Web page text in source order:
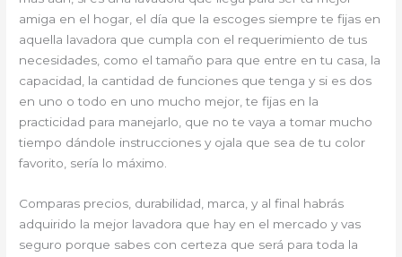
amiga en el hogar, el día que la escoges siempre te fijas en
aquella lavadora que cumpla con el requerimiento de tus
necesidades, como el tamaño para que entre en tu casa, la
capacidad, la cantidad de funciones que tenga y si es dos
en uno o todo en uno mucho mejor, te fijas en la
practicidad para manejarlo, que no te vaya a tomar mucho
tiempo dándole instrucciones y ojala que sea de tu color
favorito, sería lo máximo.
Comparas precios, durabilidad, marca, y al final habrás
adquirido la mejor lavadora que hay en el mercado y vas
seguro porque sabes con certeza que será para toda la